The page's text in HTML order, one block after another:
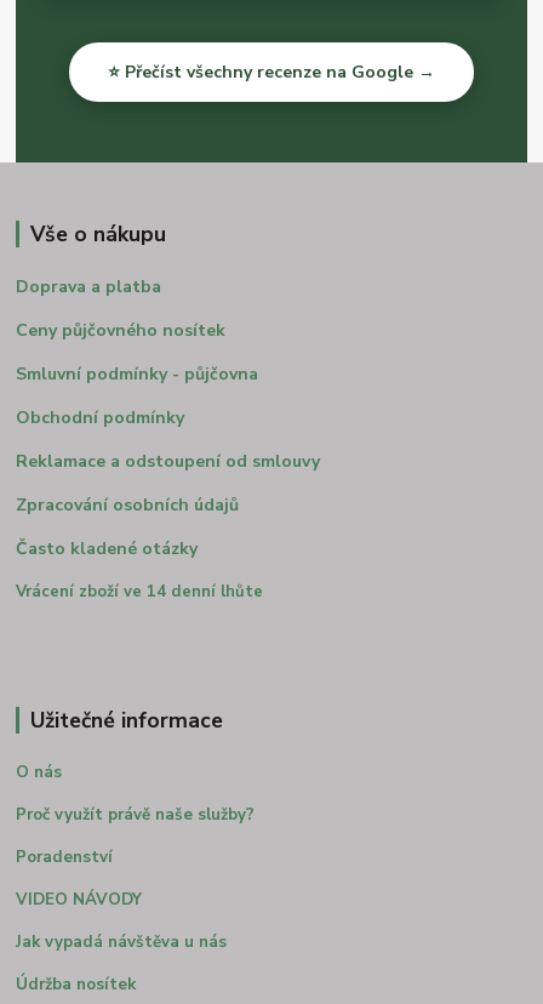
⭐ Přečíst všechny recenze na Google →
Vše o nákupu
Doprava a platba
Ceny půjčovného nosítek
Smluvní podmínky - půjčovna
Obchodní podmínky
Reklamace a odstoupení od smlouvy
Zpracování osobních údajů
Často kladené otázky
Vrácení zboží ve 14 denní lhůte
Užitečné informace
O nás
Proč využít právě naše služby?
Poradenství
VIDEO NÁVODY
Jak vypadá návštěva u nás
Údržba nosítek